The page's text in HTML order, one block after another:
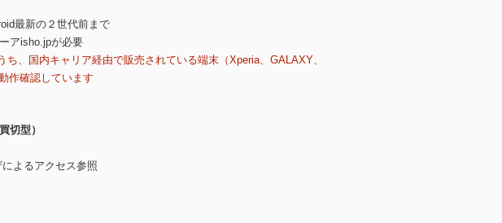
最新の２世代前まで
アisho.jpが必要
、国内キャリア経由で販売されている端末（Xperia、GALAXY、
作確認しています
切型）
よるアクセス参照